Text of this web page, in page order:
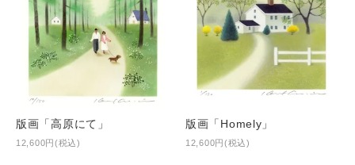
版画「高原にて」
12,600円(税込)
版画「Homely」
12,600円(税込)